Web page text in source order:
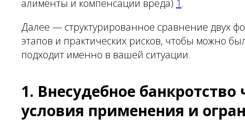
алименты и компенсации вреда) 1 .
Далее — структурированное сравнение двух
этапов и практических рисков, чтобы можно
подходит именно в вашей ситуации.
1. Внесудебное
условия применения и